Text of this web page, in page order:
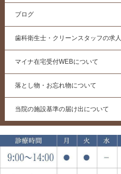
ブログ
歯科衛生士・クリーンスタッフの求人
マイナ在宅受付WEBについて
落とし物・お忘れ物について
当院の施設基準の届け出について